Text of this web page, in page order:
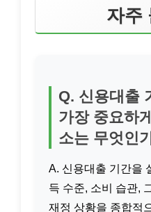
자주
Q. 신용대출
가장 중요하
소는 무엇인
A. 신용대출 기간을
득 수준, 소비 습관,
재정 상황을 종합적